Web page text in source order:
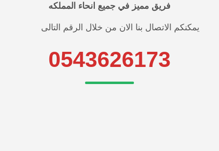
فريق مميز في جميع انحاء المملكه
يمكنكم الاتصال بنا الان من خلال الرقم التالى
0543626173